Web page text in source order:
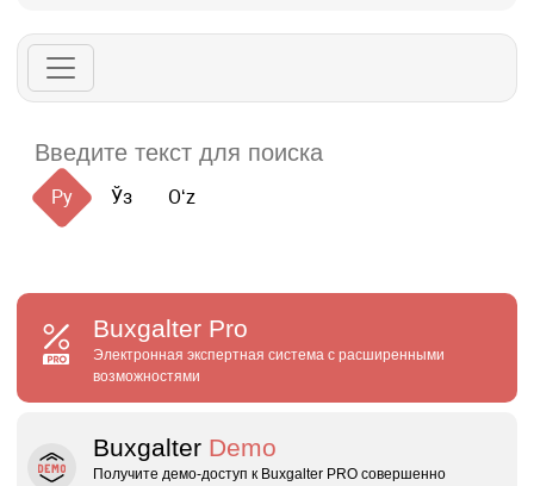
Ру Ўз Oʻz
Buxgalter Pro
Электронная экспертная система с расширенными
возможностями
Buxgalter Demo
Получите демо‑доступ к Buxgalter PRO совершенно